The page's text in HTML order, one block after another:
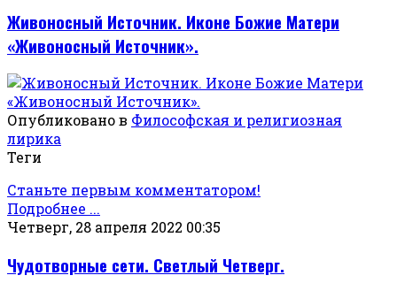
Живоносный Источник. Иконе Божие Матери
«Живоносный Источник».
Опубликовано в Философская и религиозная
лирика
Теги
Станьте первым комментатором!
Подробнее ...
Четверг, 28 апреля 2022 00:35
Чудотворные сети. Светлый Четверг.